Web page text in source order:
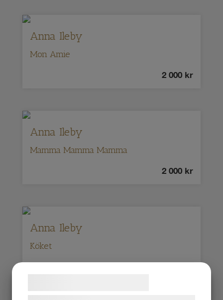
Anna Ileby
Mon Amie
2 000 kr
Anna Ileby
Mamma Mamma Mamma
2 000 kr
Anna Ileby
Köket